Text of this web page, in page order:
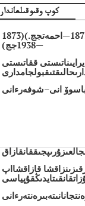
كوپ وقىوقىلعاندار
بايتۇرسىنۇلى، احمەت (1873—احمەتجج.)(1873
—1938جج)
ققاتىستى
انى–شوفەرءانى
لاس قالالاەڭتىزلاس
جسولداتىنىپ
قازاقشااپ